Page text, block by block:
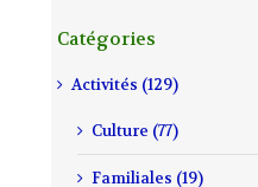
Catégories
Activités (129)
Culture (77)
Familiales (19)